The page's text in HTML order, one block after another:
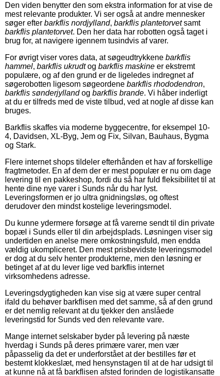
Den viden benytter den som ekstra information for at vise de
mest relevante produkter. Vi ser også at andre mennesker
søger efter barkflis nordjylland, barkflis plantetorvetsamt
barkflis plantetorvet. Den her data har robotten også taget i
brug for, at navigere igennem tusindvis af varer.
For øvrigt viser vores data, at søgeudtrykkene barkflis
hammel, barkflis ukrudtog barkflis maskine er ekstremt
populære, og af den grund er de ligeledes indregnet af
søgerobotten ligesom søgeordene barkflis rhododendron,
barkflis sønderjyllandog barkflis brande. Vi håber inderligt
at du er tilfreds med de viste tilbud, ved at nogle af disse kan
bruges.
Barkflis skaffes via moderne byggecentre, for eksempel 10-
4, Davidsen, XL-Byg, Jem og Fix, Silvan, Bauhaus, Bygma
og Stark.
Flere internet shops tildeler efterhånden et hav af forskellige
fragtmetoder. En af dem der er mest populær er nu om dage
levering til en pakkeshop, fordi du så har fuld fleksibilitet til at
hente dine nye varer i Sunds når du har lyst.
Leveringsformen er jo ultra gnidningsløs, og oftest
derudover den mindst kostelige leveringsmodel.
Du kunne ydermere forsøge at få varerne sendt til din private
bopæl i Sunds eller til din arbejdsplads. Løsningen viser sig
undertiden en anelse mere omkostningsfuld, men endda
vældig ukompliceret. Den mest prisbevidste leveringsmodel
er dog at du selv henter produkterne, men den løsning er
betinget af at du lever lige ved barkflis internet
virksomhedens adresse.
Leveringsdygtigheden kan vise sig at være super central
ifald du behøver barkflisen med det samme, så af den grund
er det nemlig relevant at du tjekker den anslåede
leveringstid for Sunds ved den relevante vare.
Mange internet selskaber byder på levering på næste
hverdag i Sunds på deres primære varer, men vær
påpasselig da det er underforstået at der bestilles før et
bestemt klokkeslæt, med hensynstagen til at de har udsigt til
at kunne nå at få barkflisen afsted forinden de logistikansatte